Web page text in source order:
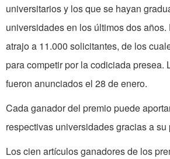
universitarios y los que se hayan
universidades en los últimos dos años.
atrajo a 11.000 solicitantes, de los
para competir por la codiciada presea.
fueron anunciados el 28 de enero.
Cada ganador del premio puede
respectivas universidades gracias a
Los cien artículos ganadores de los